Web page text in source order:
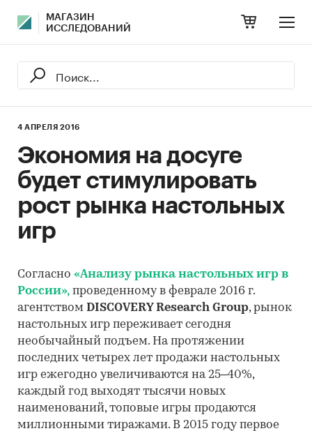
МАГАЗИН
ИССЛЕДОВАНИЙ
4 АПРЕЛЯ 2016
Экономия на досуге
будет стимулировать
рост рынка настольных
игр
Согласно «Анализу рынка настольных игр в
России», проведенному в феврале 2016 г.
агентством DISCOVERY Research Group, рынок
настольных игр переживает сегодня
необычайный подъем. На протяжении
последних четырех лет продажи настольных
игр ежегодно увеличиваются на 25–40%,
каждый год выходят тысячи новых
наименований, топовые игры продаются
миллионными тиражами. В 2015 году первое